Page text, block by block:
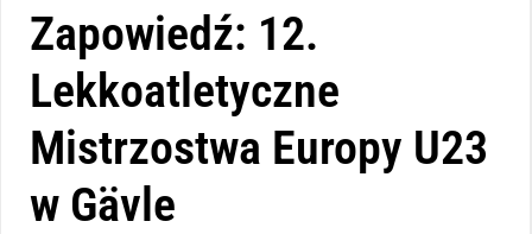
Zapowiedź: 12.
Lekkoatletyczne
Mistrzostwa Europy U23
w Gävle